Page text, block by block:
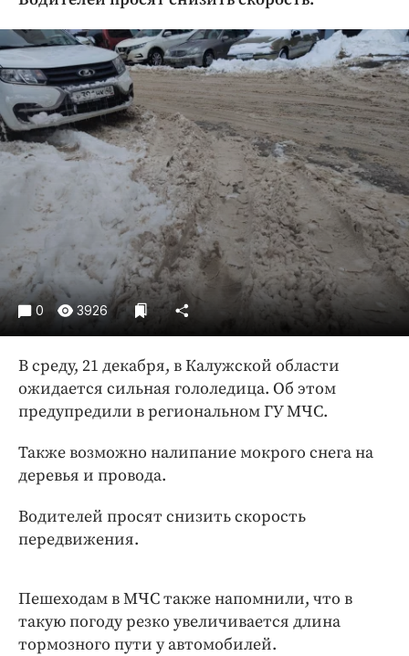
Криминал
Культура
Недвижимость и ЖКХ
Образование
Общество
Погода
Праздники
Происшествия
Спорт
Экономика и бизнес
ПРОЕКТЫ
Блоги
Издания
Медиаперсона
Интересное чтиво
Бренд года
0 3926
В среду, 21 декабря, в Калужской области
ожидается сильная гололедица. Об этом
предупредили в региональном ГУ МЧС.
Также возможно налипание мокрого снега на
деревья и провода.
Водителей просят снизить скорость
передвижения.
Пешеходам в МЧС также напомнили, что в
такую погоду резко увеличивается длина
тормозного пути у автомобилей.